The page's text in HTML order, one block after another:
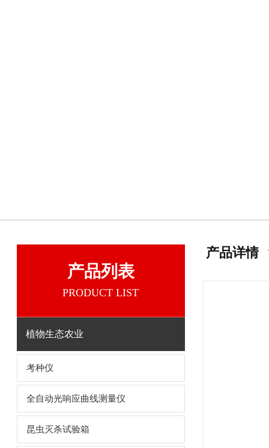
产品列表
PRODUCT LIST
植物生态农业
考种仪
全自动光响应曲线测量仪
昆虫灭杀试验箱
产品详情